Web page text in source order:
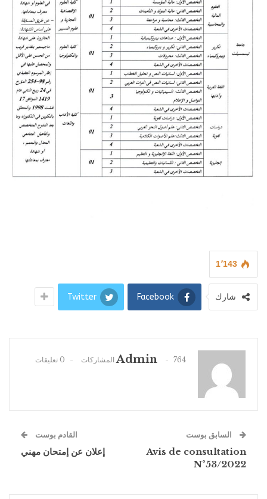
1٬143
شارك Facebook
Twitter
Admin 764 المشاركات 0 تعليقات
السابق بوست
Avis de consultation
N°53/2022
القادم بوست
إعلان عن إمتحان مهني